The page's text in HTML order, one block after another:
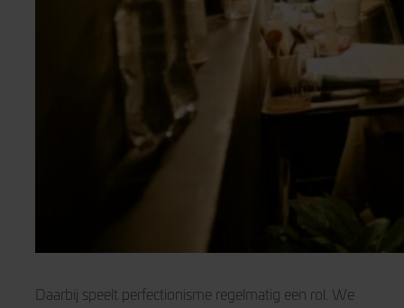
Daarbij speelt perfectionisme regelmatig een rol. We